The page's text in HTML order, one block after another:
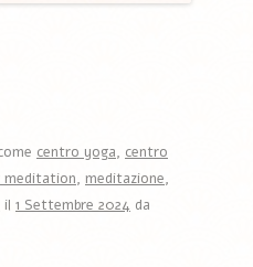
centro yoga, centro
meditation, meditazione,
il 1 Settembre 2024 da